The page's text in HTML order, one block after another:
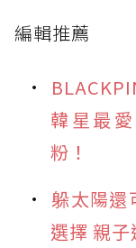
編輯推薦
韓星最
粉！
躲太陽還
選擇 親